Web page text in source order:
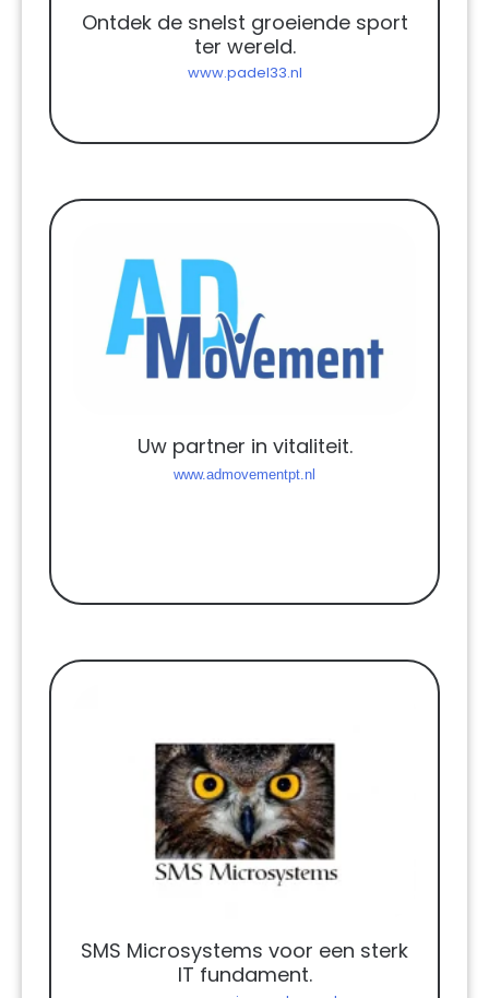
Ontdek de snelst groeiende sport
ter wereld.
www.padel33.nl
Uw partner in vitaliteit.
www.admovementpt.nl
SMS Microsystems voor een sterk
IT fundament.